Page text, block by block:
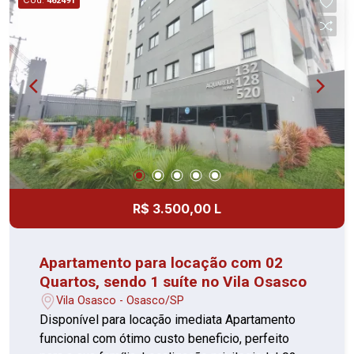
Sesc Osasco, Objetivo, UNIP e comercio local.
Custo acessível Ambientes bem aproveitados
Condomínio funcional Localização prática
Perfeito para quem busca praticidade e conforto
com um bom preço. Agende sua visita e
confirme!
R$ 3.500,00 L
Apartamento para locação com 02
Quartos, sendo 1 suíte no Vila Osasco
Vila Osasco - Osasco/SP
Disponível para locação imediata Apartamento
funcional com ótimo custo beneficio, perfeito